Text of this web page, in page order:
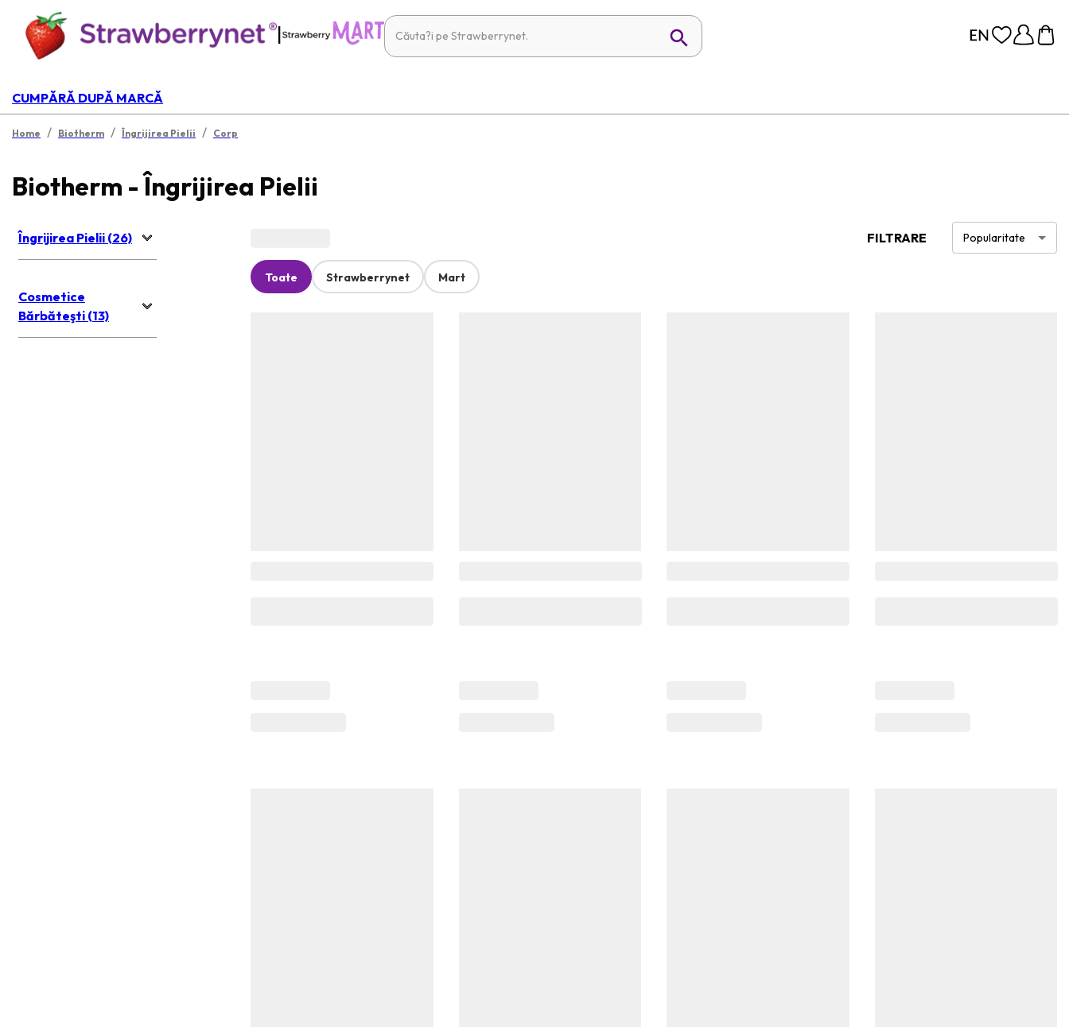
|
CUMPĂRĂ DUPĂ MARCĂ
Home / Biotherm / Îngrijirea Pielii / Corp
Biotherm - Îngrijirea Pielii
Îngrijirea Pielii (26)
Cosmetice
Bărbăteşti (13)
FILTRARE Popularitate
Toate Strawberrynet Mart